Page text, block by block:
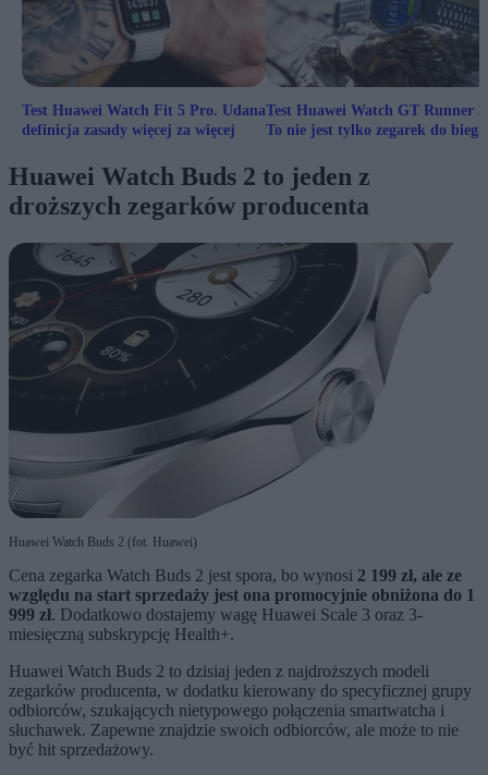
Test Huawei Watch Fit 5 Pro. Udana
definicja zasady więcej za więcej
Test Huawei Watch GT Runner
To nie jest tylko zegarek do
Huawei Watch Buds 2 to jeden z
droższych zegarków producenta
Huawei Watch Buds 2 (fot. Huawei)
Cena zegarka Watch Buds 2 jest spora, bo wynosi 2 199 zł, ale ze
względu na start sprzedaży jest ona promocyjnie obniżona do 1
999 zł. Dodatkowo dostajemy wagę Huawei Scale 3 oraz 3-
miesięczną subskrypcję Health+.
Huawei Watch Buds 2 to dzisiaj jeden z najdroższych modeli
zegarków producenta, w dodatku kierowany do specyficznej grupy
odbiorców, szukających nietypowego połączenia smartwatcha i
słuchawek. Zapewne znajdzie swoich odbiorców, ale może to nie
być hit sprzedażowy.